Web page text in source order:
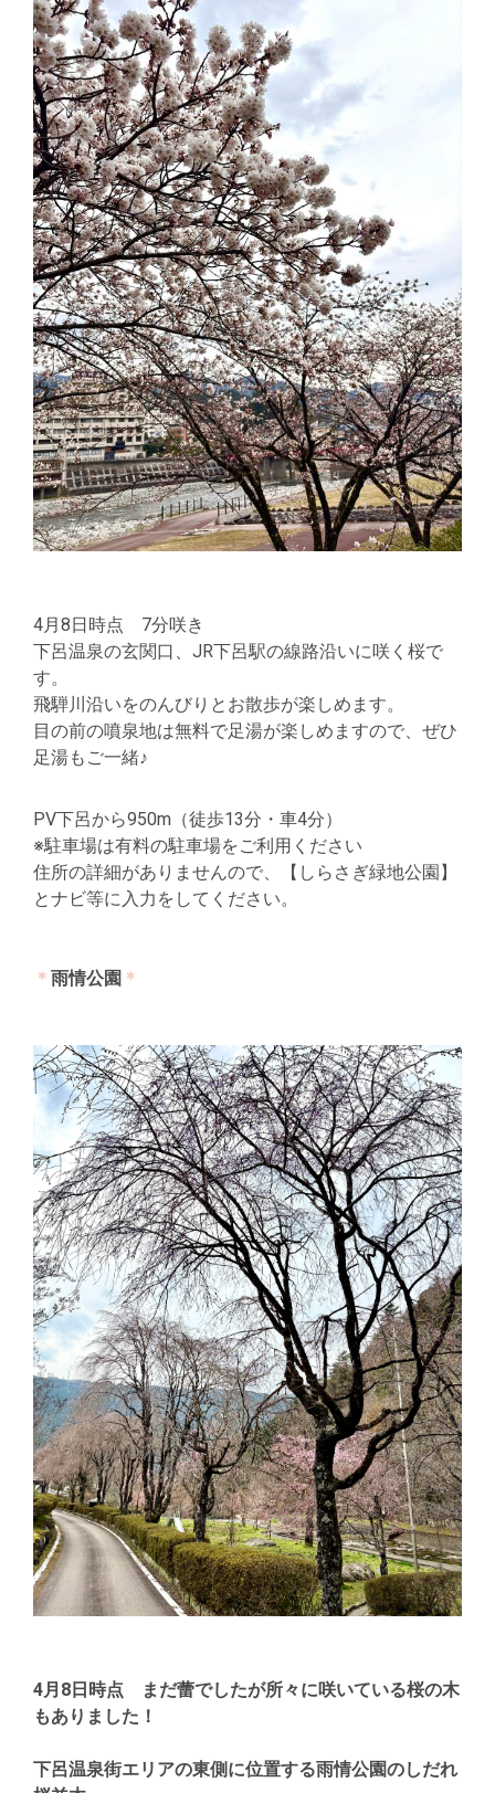
4月8日時点 7分咲き
下呂温泉の玄関口、JR下呂駅の線路沿いに咲く桜で
す。
飛騨川沿いをのんびりとお散歩が楽しめます。
目の前の噴泉地は無料で足湯が楽しめますので、ぜひ
足湯もご一緒♪
PV下呂から950m（徒歩13分・車4分）
※駐車場は有料の駐車場をご利用ください
住所の詳細がありませんので、【しらさぎ緑地公園】
とナビ等に入力をしてください。
＊ 雨情公園 ＊
4月8日時点 まだ蕾でしたが所々に咲いている桜の木
もありました！
下呂温泉街エリアの東側に位置する雨情公園のしだれ